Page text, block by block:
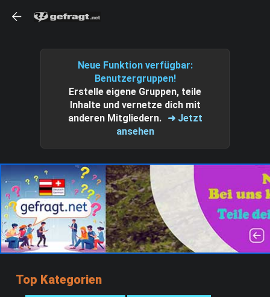
Neue Funktion verfügbar:
Benutzergruppen!
Erstelle eigene Gruppen, teile
Inhalte und vernetze dich mit
anderen Mitgliedern. ➜ Jetzt
ansehen
Top Kategorien